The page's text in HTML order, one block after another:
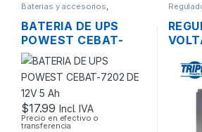
Baterias y accesorios
Respaldo de Energía
BATERIA DE UPS
POWEST CEBAT-
7202 DE 12V 5 AH
$17.99 Incl. IVA
Precio en efectivo o
transferencia
Energía